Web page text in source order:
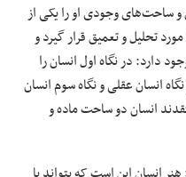
ساحت‌های وجودی او را یکی از
تحلیل و تعمیق قرار گیرد و
دارد: در نگاه اول انسان را
انسان عقلی و نگاه سوم انسان
انسان دو ساحت ماده و